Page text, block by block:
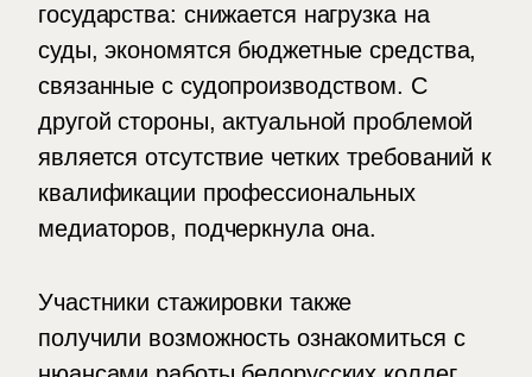
государства: снижается нагрузка на
суды, экономятся бюджетные средства,
связанные с судопроизводством. С
другой стороны, актуальной проблемой
является отсутствие четких требований к
квалификации профессиональных
медиаторов, подчеркнула она.
Участники стажировки также
получили возможность ознакомиться с